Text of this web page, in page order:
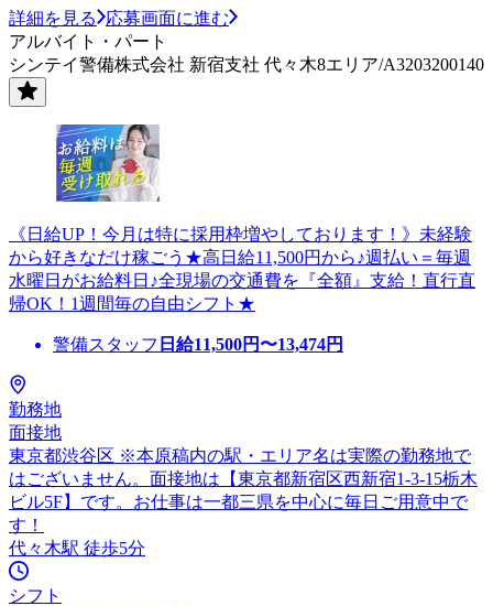
詳細を見る
応募画面に進む
アルバイト・パート
シンテイ警備株式会社 新宿支社 代々木8エリア/A3203200140
《日給UP！今月は特に採用枠増やしております！》未経験
から好きなだけ稼ごう★高日給11,500円から♪週払い＝毎週
水曜日がお給料日♪全現場の交通費を『全額』支給！直行直
帰OK！1週間毎の自由シフト★
警備スタッフ 日給11,500円〜13,474円
勤務地
面接地
東京都渋谷区 ※本原稿内の駅・エリア名は実際の勤務地で
はございません。面接地は【東京都新宿区西新宿1-3-15栃木
ビル5F】です。お仕事は一都三県を中心に毎日ご用意中で
す！
代々木駅 徒歩5分
シフト